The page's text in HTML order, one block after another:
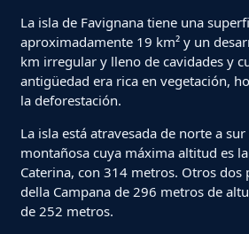
La isla de Favignana tiene una
aproximadamente 19 km² y un
km irregular y lleno de cavidades y
antigüedad era rica en vegetación,
la deforestación.
La isla está atravesada de norte a
montañosa cuya máxima altitud es
Caterina, con 314 metros. Otros dos
della Campana de 296 metros de
de 252 metros.